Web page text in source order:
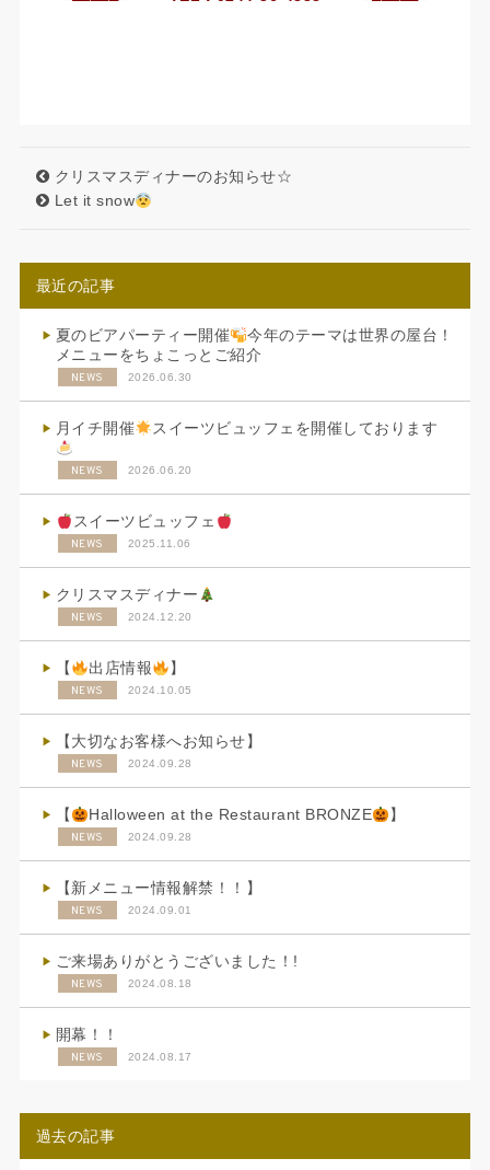
クリスマスディナーのお知らせ☆
Let it snow
最近の記事
夏のビアパーティー開催
今年のテーマは世界の屋台！
メニューをちょこっとご紹介
NEWS 2026.06.30
月イチ開催 スイーツビュッフェを開催しております
NEWS 2026.06.20
スイーツビュッフェ
NEWS 2025.11.06
クリスマスディナー
NEWS 2024.12.20
【 出店情報 】
NEWS 2024.10.05
【大切なお客様へお知らせ】
NEWS 2024.09.28
【 Halloween at the Restaurant BRONZE 】
NEWS 2024.09.28
【新メニュー情報解禁！！】
NEWS 2024.09.01
ご来場ありがとうございました！!
NEWS 2024.08.18
開幕！！
NEWS 2024.08.17
過去の記事